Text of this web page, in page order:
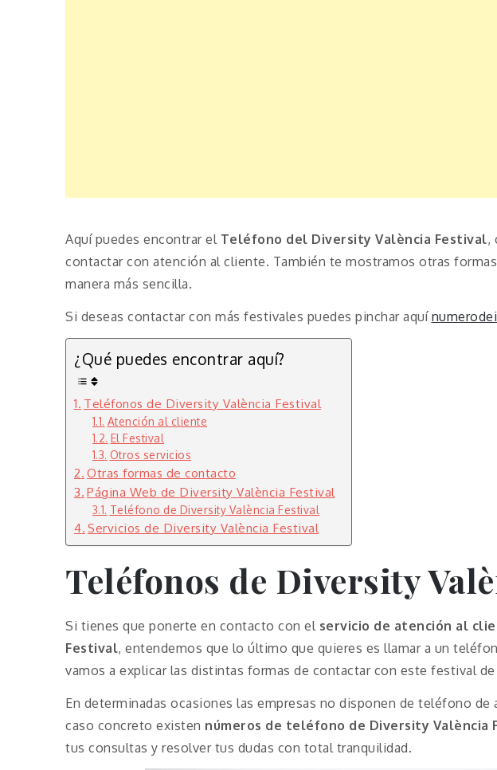
Aquí puedes encontrar elTeléfono del Diversity València Festival,
contactar con atención al cliente. También te mostramos otras
manera más sencilla.
Si deseas contactar con más festivales puedes pinchar aquí
¿Qué puedes encontrar aquí?
Teléfonos de Diversity València Festival
Atención al cliente
El Festival
Otros servicios
Otras formas de contacto
Página Web de Diversity València Festival
Teléfono de Diversity València Festival
Servicios de Diversity València Festival
Teléfonos de Diversity
Si tienes que ponerte en contacto con el servicio de atención al
Festival, entendemos que lo último que quieres es llamar a un
vamos a explicar las distintas formas de contactar con este festival de
En determinadas ocasiones las empresas no disponen de teléfono
caso concreto existen números de teléfono de Diversity València
tus consultas y resolver tus dudas con total tranquilidad.